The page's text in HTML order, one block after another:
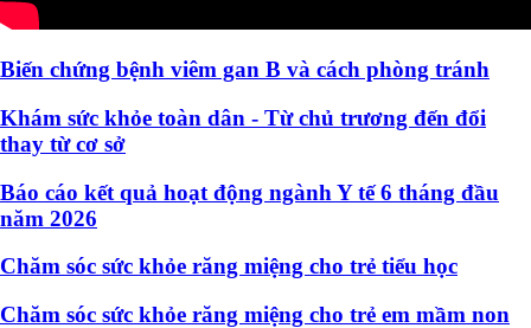
Biến chứng bệnh viêm gan B và cách phòng tránh
Khám sức khỏe toàn dân - Từ chủ trương đến đổi
thay từ cơ sở
Báo cáo kết quả hoạt động ngành Y tế 6 tháng đầu
năm 2026
Chăm sóc sức khỏe răng miệng cho trẻ tiểu học
Chăm sóc sức khỏe răng miệng cho trẻ em mầm non